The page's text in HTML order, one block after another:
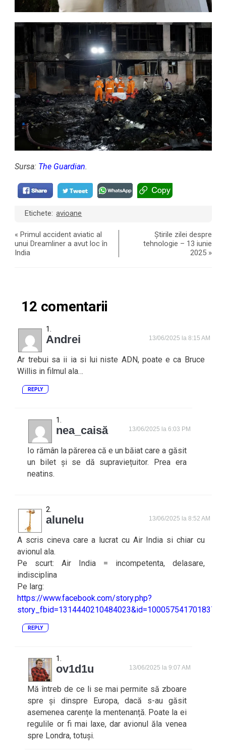
Sursa: The Guardian.
Etichete: avioane
« Primul accident aviatic al
unui Dreamliner a avut loc în
India
Știrile zilei despre
tehnologie – 13 iunie
2025 »
12 comentarii
Andrei 13/06/2025 la 8:15 AM
Ar trebui sa ii ia si lui niste ADN, poate e ca Bruce
Willis in filmul ala…
REPLY
nea_caisă 13/06/2025 la 6:03 PM
Io rămân la părerea că e un băiat care a găsit
un bilet și se dă supraviețuitor. Prea era
neatins.
alunelu 13/06/2025 la 8:52 AM
A scris cineva care a lucrat cu Air India si chiar cu
avionul ala.
Pe scurt: Air India = incompetenta, delasare,
indisciplina
Pe larg:
https://www.facebook.com/story.php?
REPLY
ov1d1u 13/06/2025 la 9:07 AM
Mă întreb de ce li se mai permite să zboare
spre și dinspre Europa, dacă s-au găsit
asemenea carențe la mentenanță. Poate la ei
regulile or fi mai laxe, dar avionul ăla venea
spre Londra, totuși.